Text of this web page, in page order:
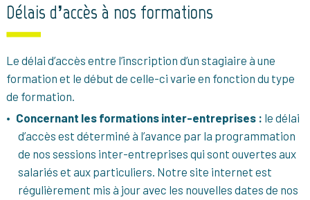
Délais d’accès à nos formations
Le délai d’accès entre l’inscription d’un stagiaire à une
formation et le début de celle-ci varie en fonction du type
de formation.
Concernant les formations inter-entreprises : le délai
d’accès est déterminé à l’avance par la programmation
de nos sessions inter-entreprises qui sont ouvertes aux
salariés et aux particuliers. Notre site internet est
régulièrement mis à jour avec les nouvelles dates de nos